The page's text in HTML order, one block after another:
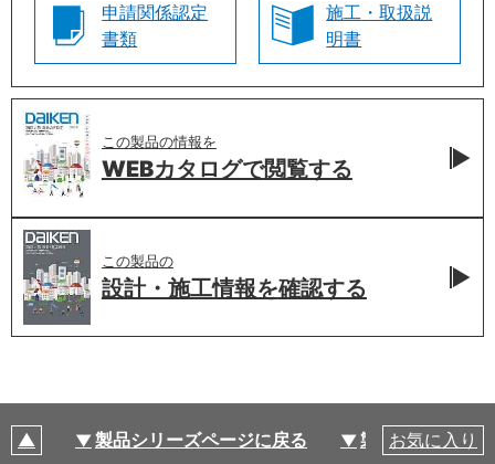
申請関係認定
書類
施工・取扱説
明書
この製品の情報を
WEBカタログで閲覧する
この製品の
設計・施工情報を確認する
製品シリーズページに戻る 製品仕様
お気に入り